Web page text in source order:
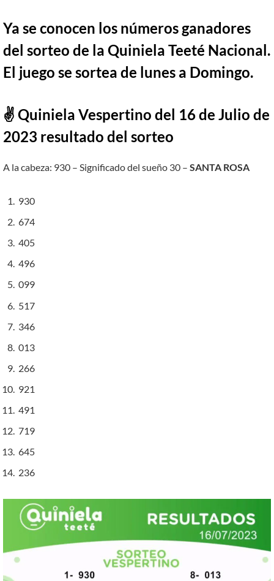
Ya se conocen los números ganadores
del sorteo de la Quiniela Teeté Nacional.
El juego se sortea de lunes a Domingo.
✌ Quiniela Vespertino del 16 de Julio de
2023 resultado del sorteo
A la cabeza: 930 – Significado del sueño 30 – SANTA ROSA
930
674
405
496
099
517
346
013
266
921
491
719
645
236